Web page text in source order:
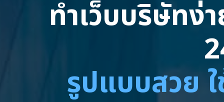
ทำเว็บบริษัทง่
รูปแบบสวย